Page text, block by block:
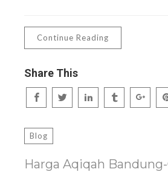
Continue Reading
Share This
Blog
Harga Aqiqah